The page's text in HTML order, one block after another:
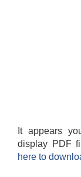
It appears
display PDF
here to